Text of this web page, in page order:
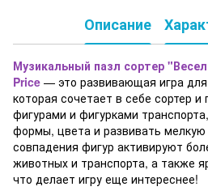
Описание
Музикальный пазл сортер
Price — это развивающая игра
которая сочетает в себе сортер и
фигурами и фигурками
формы, цвета и развивать
совпадения фигур активируют
животных и транспорта, а также
что делает игру еще интереснее!